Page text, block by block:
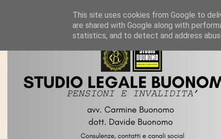
This site uses cookies from Google to
are shared with Google along with
statistics, and to detect and address